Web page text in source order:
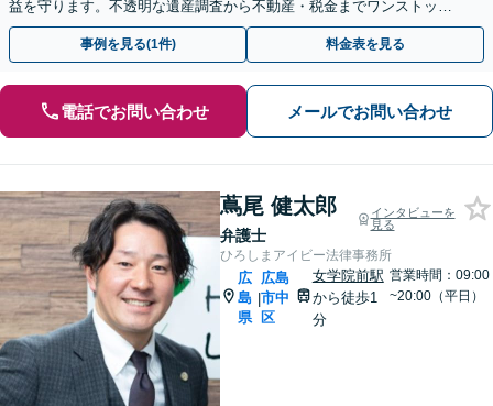
益を守ります。不透明な遺産調査から不動産・税金までワンストップ
解決【休日・夜間相談可】【完全個室でプライバシー配慮】
事例を見る(1件) 料金表を見る
電話でお問い合わせ メールでお問い合わせ
蔦尾 健太郎
弁護士
インタビューを
見る
ひろしまアイビー法律事務所
広
島
県
|
広島
市中
区
女学院前駅
から徒歩1
分
営業時間：09:00
~20:00（平日）